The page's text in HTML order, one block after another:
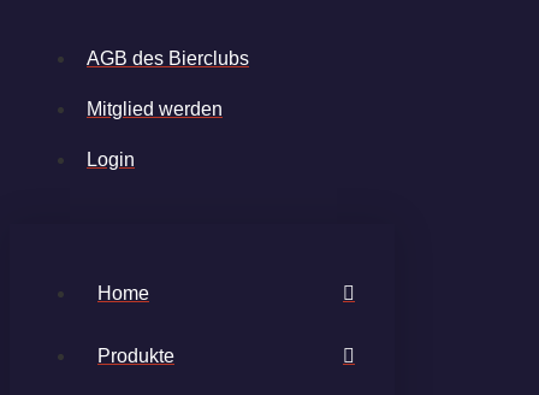
AGB des Bierclubs
Mitglied werden
Login
Home
Produkte